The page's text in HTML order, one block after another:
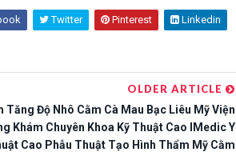
Twitter Pinterest Linkedin
OLDER ARTICLE
Tăng Độ Nhô Cằm Cà Mau Bạc Liêu Mỹ Viện
Khám Chuyên Khoa Kỹ Thuật Cao IMedic Y
Cao Phẫu Thuật Tạo Hình Thẩm Mỹ Cằm